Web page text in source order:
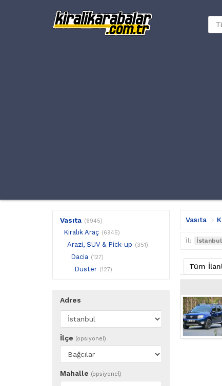
Vasıta (6945)
Kiralık Araç (6945)
Arazi, SUV & Pick-up (351)
Dacia (127)
Duster (127)
Adres
İlçe (opsiyonel)
Mahalle (opsiyonel)
Vasıta
İl: İstanbul
Tüm